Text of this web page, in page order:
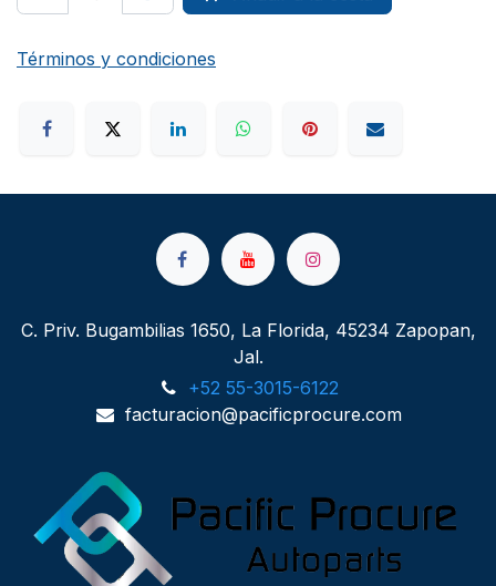
Términos y condiciones
C. Priv. Bugambilias 1650, La Florida, 45234 Zapopan,
Jal.
+52 55-3015-6122
facturacion@pacificprocure.com